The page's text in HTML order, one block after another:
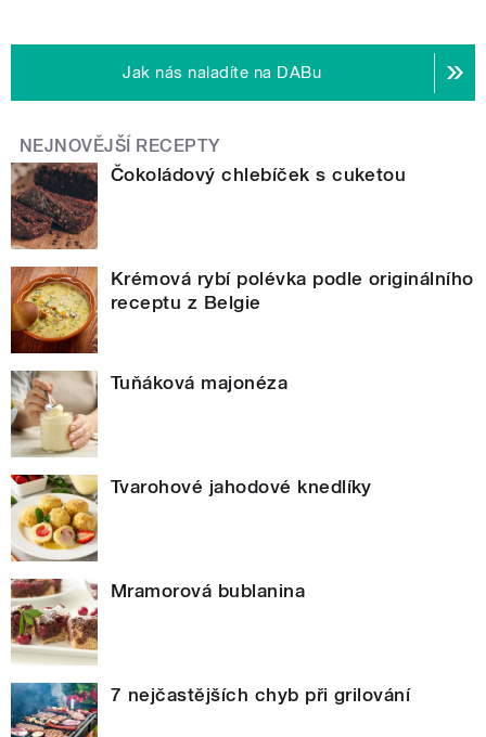
Jak nás naladíte na DABu
NEJNOVĚJŠÍ RECEPTY
Čokoládový chlebíček s cuketou
Krémová rybí polévka podle originálního
receptu z Belgie
Tuňáková majonéza
Tvarohové jahodové knedlíky
Mramorová bublanina
7 nejčastějších chyb při grilování